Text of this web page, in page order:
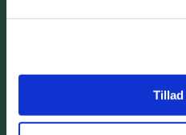
Tillad
Viden & Debat